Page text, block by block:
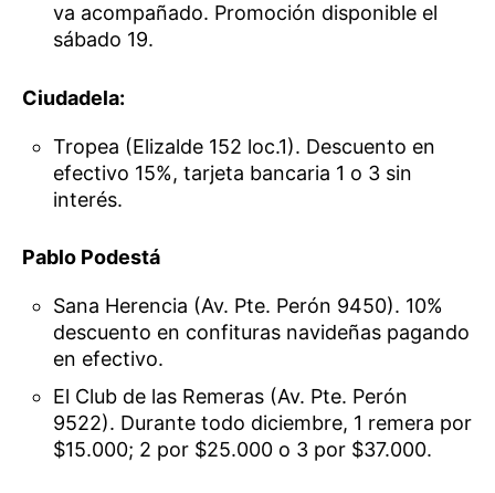
va acompañado. Promoción disponible el
sábado 19.
Ciudadela:
Tropea (Elizalde 152 loc.1). Descuento en
efectivo 15%, tarjeta bancaria 1 o 3 sin
interés.
Pablo Podestá
Sana Herencia (Av. Pte. Perón 9450). 10%
descuento en confituras navideñas pagando
en efectivo.
El Club de las Remeras (Av. Pte. Perón
9522). Durante todo diciembre, 1 remera por
$15.000; 2 por $25.000 o 3 por $37.000.